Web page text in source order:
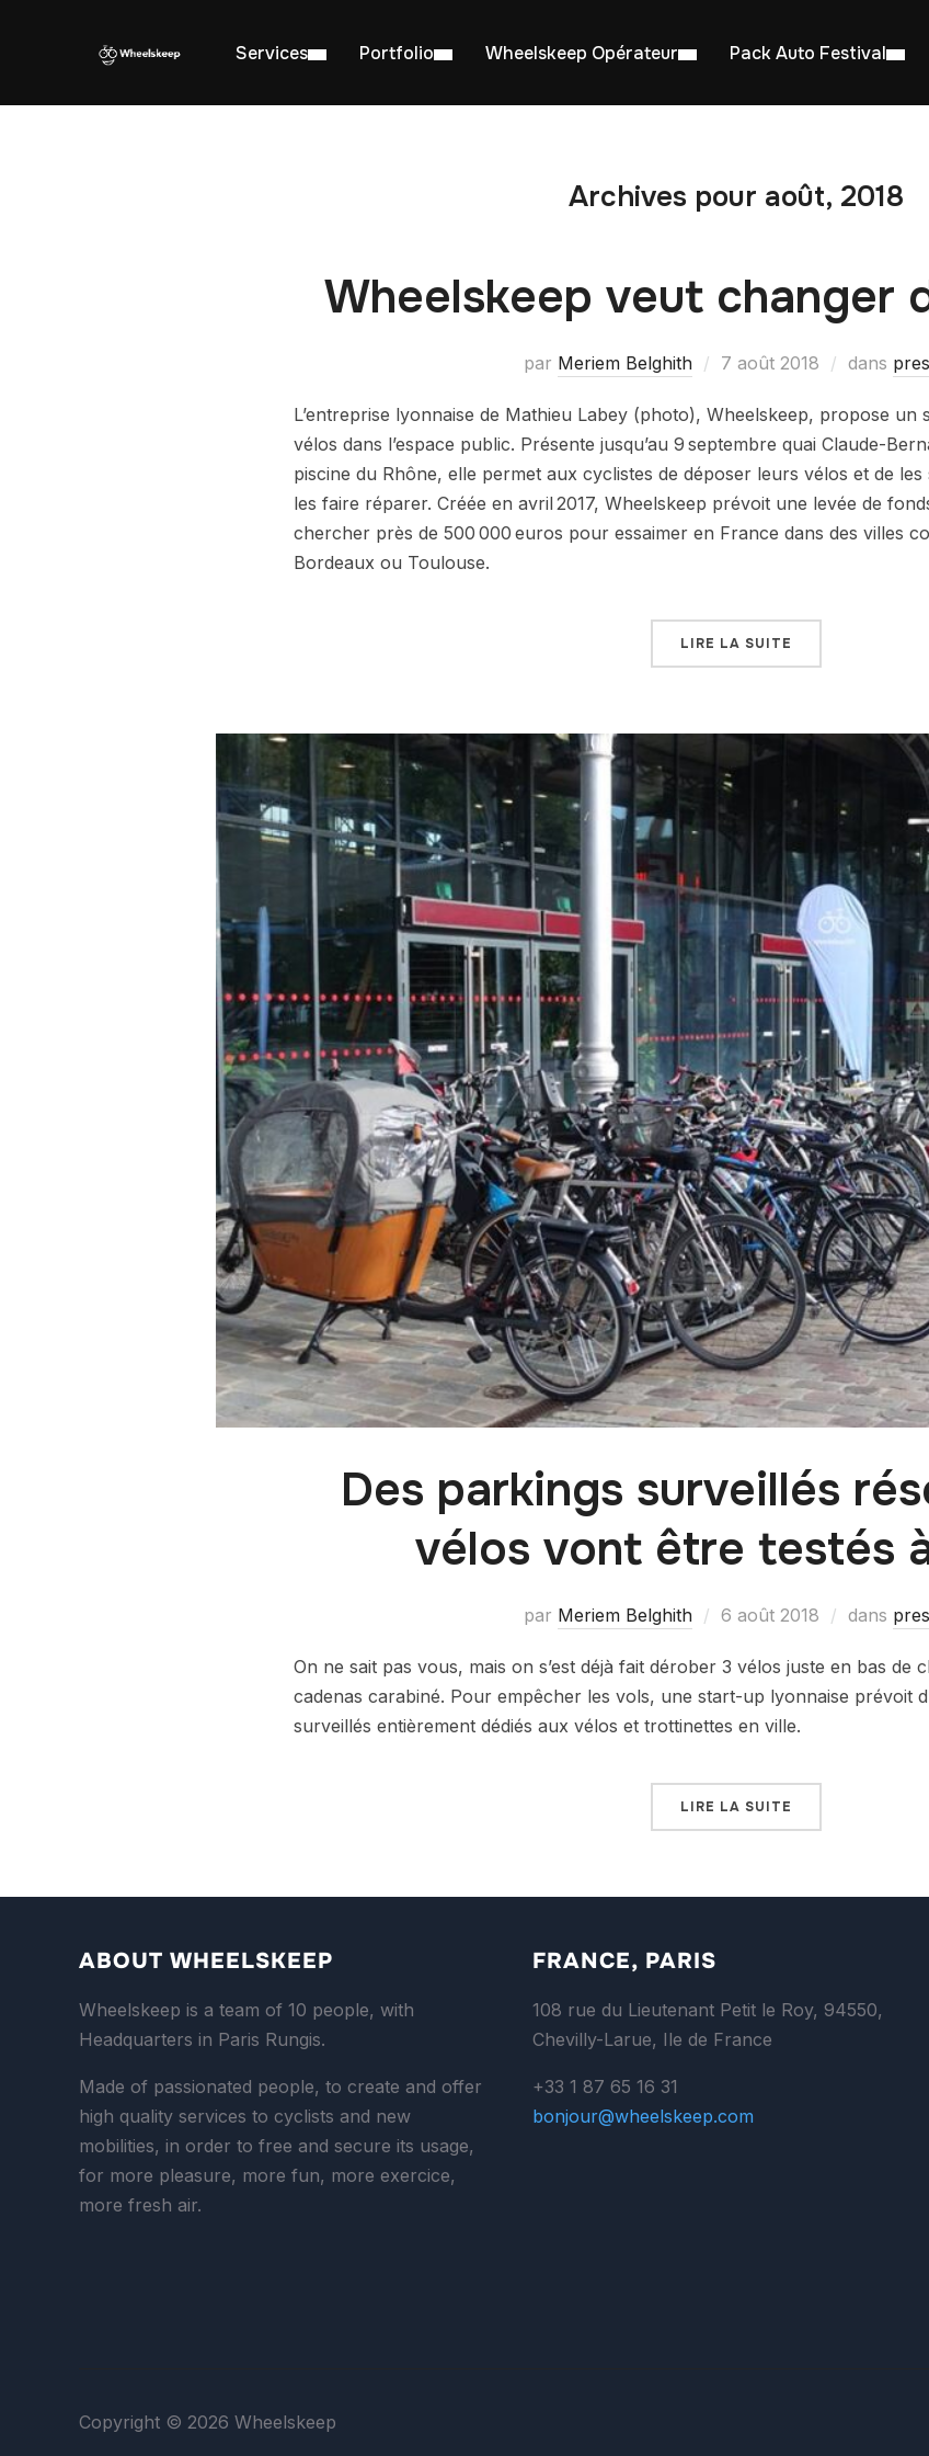
Services Portfolio Wheelskeep Opérateur Pack Auto Festival
Archives pour août, 2018
Wheelskeep veut changer
par Meriem Belghith 7 août 2018 dans
L’entreprise lyonnaise de Mathieu Labey (photo), Wheelskeep, propose un
vélos dans l’espace public. Présente jusqu’au 9 septembre quai Claude-
piscine du Rhône, elle permet aux cyclistes de déposer leurs vélos et de
les faire réparer. Créée en avril 2017, Wheelskeep prévoit une levée de
chercher près de 500 000 euros pour essaimer en France dans des villes
Bordeaux ou Toulouse.
LIRE LA SUITE
Des parkings surveillés
vélos vont être testés
par Meriem Belghith 6 août 2018 dans
On ne sait pas vous, mais on s’est déjà fait dérober 3 vélos juste en bas de
cadenas carabiné. Pour empêcher les vols, une start-up lyonnaise prévoit
surveillés entièrement dédiés aux vélos et trottinettes en ville.
LIRE LA SUITE
ABOUT WHEELSKEEP
Wheelskeep is a team of 10 people, with
Headquarters in Paris Rungis.
Made of passionated people, to create and offer
high quality services to cyclists and new
mobilities, in order to free and secure its usage,
for more pleasure, more fun, more exercice,
more fresh air.
FRANCE, PARIS
108 rue du Lieutenant Petit le Roy, 94550,
Chevilly-Larue, Ile de France
+33 1 87 65 16 31
bonjour@wheelskeep.com
Copyright © 2026 Wheelskeep